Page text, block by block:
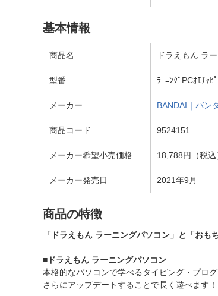
基本情報
商品名 ドラえもん ラ
型番 ﾗｰﾆﾝｸﾞPCｵﾓﾁｬﾋ
メーカー BANDAI｜バン
商品コード 9524151
メーカー希望小売価格 18,788円（税込
メーカー発売日 2021年9月
商品の特徴
「ドラえもん ラーニングパソコン」と「おも
■ドラえもん ラーニングパソコン
本格的なパソコンで学べるタイピング・プロ
さらにアップデートすることで長く遊べます！